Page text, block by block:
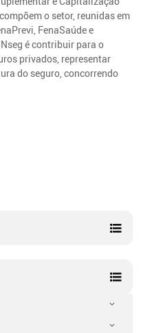
o setor, reunidas em
FenaSaúde e
é contribuir para o
privados, representar
do seguro, concorrendo